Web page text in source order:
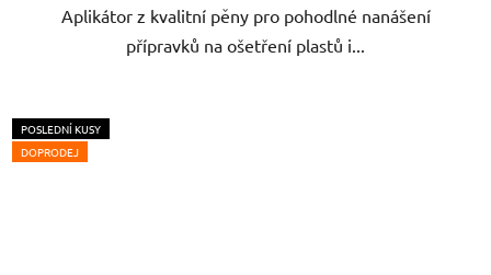
hvězdiček.
Aplikátor z kvalitní pěny pro pohodlné nanášení
přípravků na ošetření plastů i...
POSLEDNÍ KUSY
DOPRODEJ